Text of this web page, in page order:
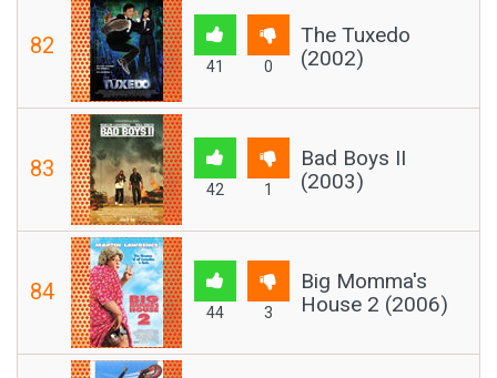
82
41 0
The Tuxedo
(2002)
83
42 1
Bad Boys II
(2003)
84
44 3
Big Momma's
House 2 (2006)